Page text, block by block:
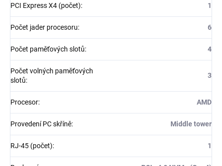
PCI Express X4 (počet): 1
Počet jader procesoru: 6
Počet paměťových slotů: 4
Počet volných paměťových
slotů:
3
Procesor: AMD
Provedení PC skříně: Middle tower
RJ-45 (počet): 1